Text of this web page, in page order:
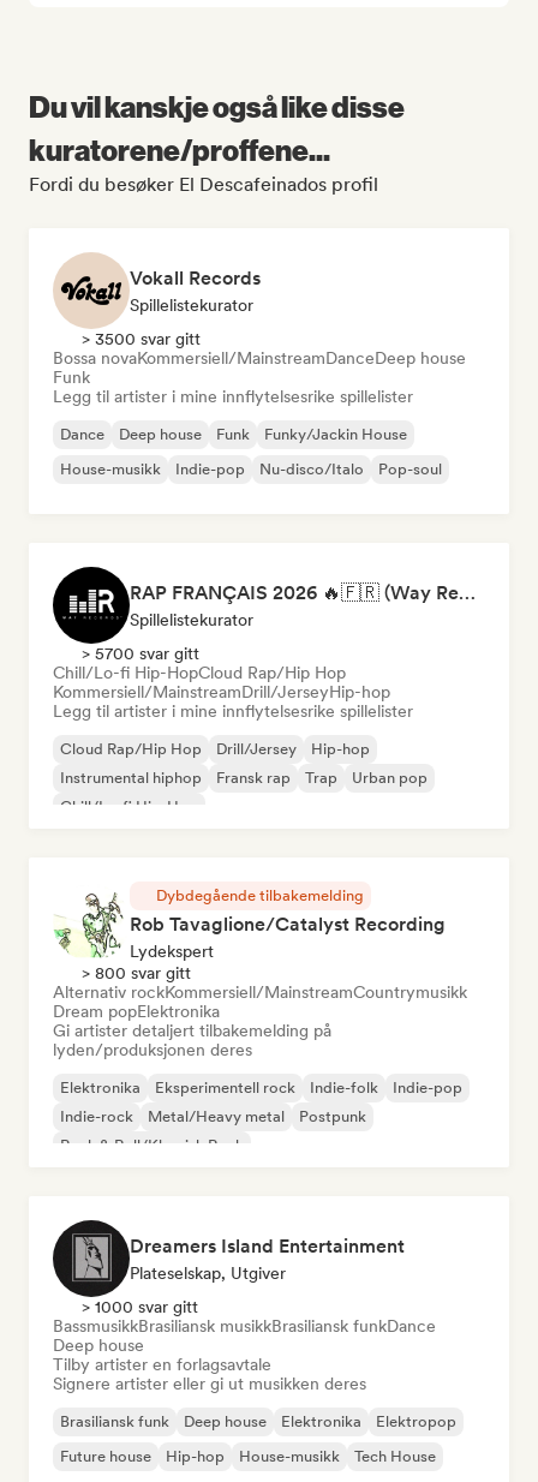
Du vil kanskje også like disse
kuratorene/proffene...
Fordi du besøker El Descafeinados profil
Vokall Records
Spillelistekurator
> 3500 svar gitt
Bossa novaKommersiell/MainstreamDanceDeep house
Funk
Legg til artister i mine innflytelsesrike spillelister
Dance Deep house Funk
Funky/Jackin House
House-musikk
Indie-pop Nu-disco/Italo Pop-soul
RAP FRANÇAIS 2026 🔥🇫🇷 (Way Records)
Spillelistekurator
> 5700 svar gitt
Chill/Lo-fi Hip-HopCloud Rap/Hip Hop
Kommersiell/MainstreamDrill/JerseyHip-hop
Legg til artister i mine innflytelsesrike spillelister
Cloud Rap/Hip Hop Drill/Jersey
Hip-hop
Instrumental hiphop
Fransk rap Trap
Urban pop
Chill/Lo-fi Hip-Hop
Dybdegående tilbakemelding
Rob Tavaglione/Catalyst Recording
Lydekspert
> 800 svar gitt
Alternativ rockKommersiell/MainstreamCountrymusikk
Dream popElektronika
Gi artister detaljert tilbakemelding på
lyden/produksjonen deres
Elektronika Eksperimentell rock Indie-folk
Indie-pop
Indie-rock
Metal/Heavy metal
Postpunk
Rock & Roll/Klassisk Rock
Dreamers Island Entertainment
Plateselskap, Utgiver
> 1000 svar gitt
BassmusikkBrasiliansk musikkBrasiliansk funkDance
Deep house
Tilby artister en forlagsavtale
Signere artister eller gi ut musikken deres
Brasiliansk funk Deep house Elektronika
Elektropop
Future house
Hip-hop House-musikk Tech House